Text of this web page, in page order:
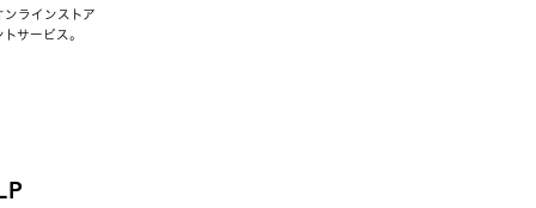
ラインストア
サービス。